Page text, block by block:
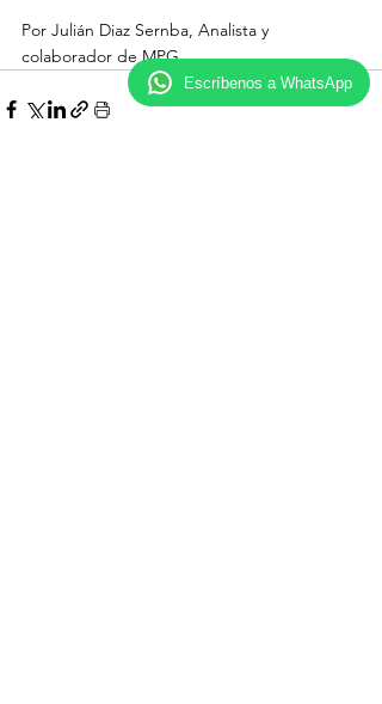
Por Julián Diaz Sernba, Analista y
colaborador de MPG
Escríbenos a WhatsApp